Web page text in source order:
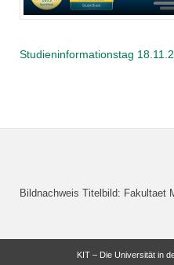
Studieninformationstag
Bildnachweis Titelbild: Fakultaet
KIT – Die Universität in